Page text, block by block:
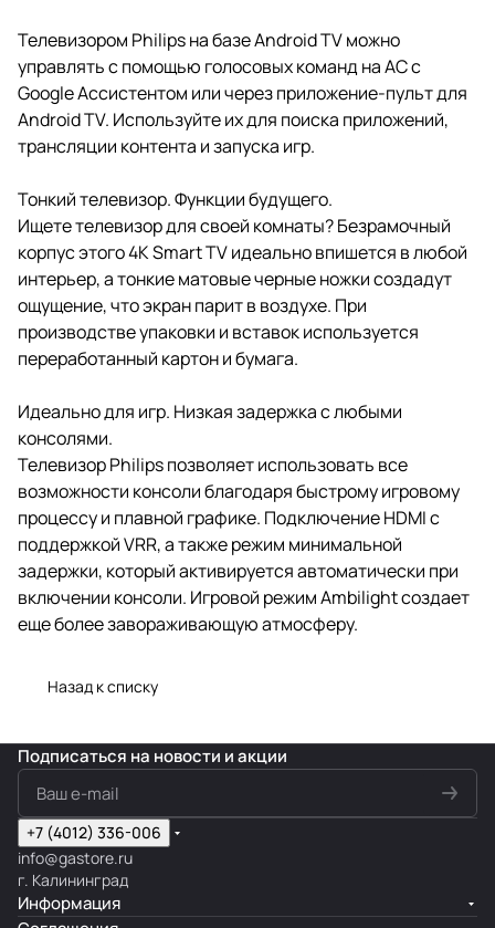
Телевизором Philips на базе Android TV можно
управлять с помощью голосовых команд на АС с
Google Ассистентом или через приложение-пульт для
Android TV. Используйте их для поиска приложений,
трансляции контента и запуска игр.
Тонкий телевизор. Функции будущего.
Ищете телевизор для своей комнаты? Безрамочный
корпус этого 4K Smart TV идеально впишется в любой
интерьер, а тонкие матовые черные ножки создадут
ощущение, что экран парит в воздухе. При
производстве упаковки и вставок используется
переработанный картон и бумага.
Идеально для игр. Низкая задержка с любыми
консолями.
Телевизор Philips позволяет использовать все
возможности консоли благодаря быстрому игровому
процессу и плавной графике. Подключение HDMI с
поддержкой VRR, а также режим минимальной
задержки, который активируется автоматически при
включении консоли. Игровой режим Ambilight создает
еще более завораживающую атмосферу.
Назад к списку
Подписаться на новости и акции
+7 (4012) 336-006
info@gastore.ru
г. Калининград
Информация